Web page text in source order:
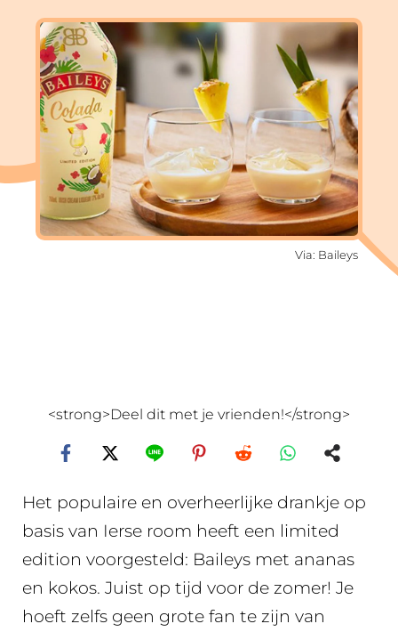
Via: Baileys
<strong>Deel dit met je vrienden!</strong>
Het populaire en overheerlijke drankje op
basis van Ierse room heeft een limited
edition voorgesteld: Baileys met ananas
en kokos. Juist op tijd voor de zomer! Je
hoeft zelfs geen grote fan te zijn van